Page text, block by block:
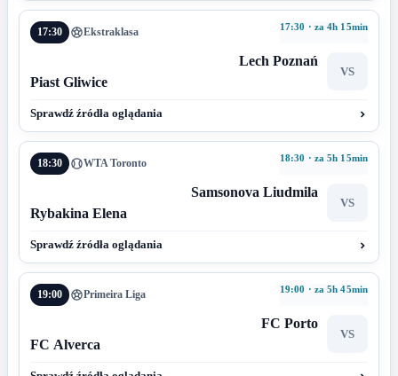
17:30 Ekstraklasa 17:30 · za 4h 15min
Lech Poznań
VS
Piast Gliwice
Sprawdź źródła oglądania
18:30 WTA Toronto 18:30 · za 5h 15min
Samsonova Liudmila
VS
Rybakina Elena
Sprawdź źródła oglądania
19:00 Primeira Liga 19:00 · za 5h 45min
FC Porto
VS
FC Alverca